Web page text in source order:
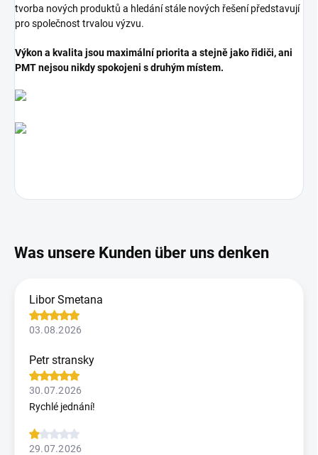
tvorba nových produktů a hledání stále nových řešení představují
pro společnost trvalou výzvu.
Výkon a kvalita jsou maximální priorita a stejně jako řidiči, ani
PMT nejsou nikdy spokojeni s druhým místem.
Libor Smetana
03.08.2026
Petr stransky
30.07.2026
Rychlé jednání!
29.07.2026